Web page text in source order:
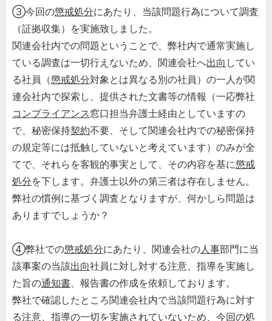
③今回の懲戒処分にあたり、当該問題行為について調査
（証拠収集）を実施致しました。
関連会社内での問題ということで、弊社内で通常実施し
ている調査は一切行えないため、関連会社へ出向 してい
る社員（懲戒処分対象とは異なる別の社員）の一人が関
連会社内で探索し、提供された文書等の情報（一応弊社
コンプライアンス窓口担当弁護士経由としていますの
で、秘密保持契約不要、そして関連会社内での秘密保持
の規定等には抵触していないと考えています）のみが全
てで、それらを客観的事実として、その内容を基に懲戒
処分を下します。弁護士以外の第三者は存在しません。
弊社の慣例に基づく調査となりますが、何かしら問題は
ありますでしょうか？
④弊社での懲戒処分にあたり、関連会社の人事部門に当
該事案の当該出向社員に対し対する注意、指導を実施し
た旨の通知書、報告書の作成を依頼しております。
弊社で確認したところ関連会社内で当該問題行為に対す
る注意、指導の一切を実施されていないため、今回の処